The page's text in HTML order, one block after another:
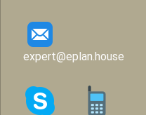
expert@eplan.house